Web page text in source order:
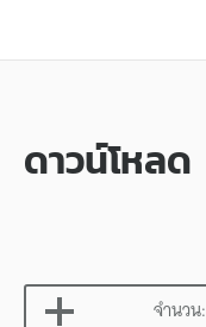
ดาวน์โหลด
จำนวน: